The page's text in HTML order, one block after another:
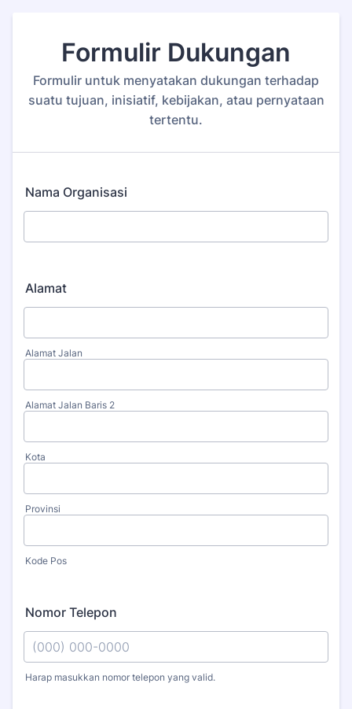
Formulir Dukungan
Formulir untuk menyatakan dukungan terhadap
suatu tujuan, inisiatif, kebijakan, atau pernyataan
tertentu.
Nama Organisasi
Alamat
Alamat Jalan
Alamat Jalan Baris 2
Kota
Provinsi
Kode Pos
Nomor Telepon
Harap masukkan nomor telepon yang valid.